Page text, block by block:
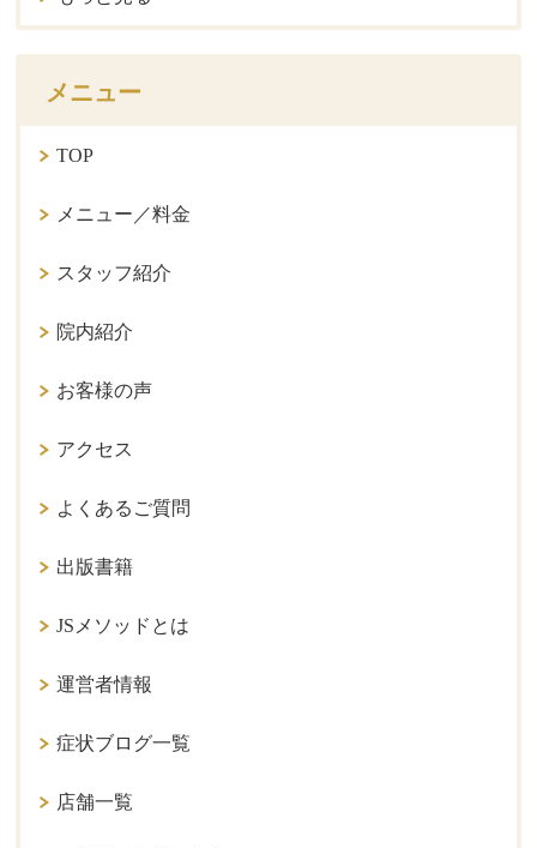
メニュー
TOP
メニュー／料金
スタッフ紹介
院内紹介
お客様の声
アクセス
よくあるご質問
出版書籍
JSメソッドとは
運営者情報
症状ブログ一覧
店舗一覧